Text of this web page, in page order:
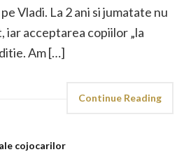
Vladi. La 2 ani si jumatate nu
iar acceptarea copiilor „la
Am […]
Continue Reading
cojocarilor